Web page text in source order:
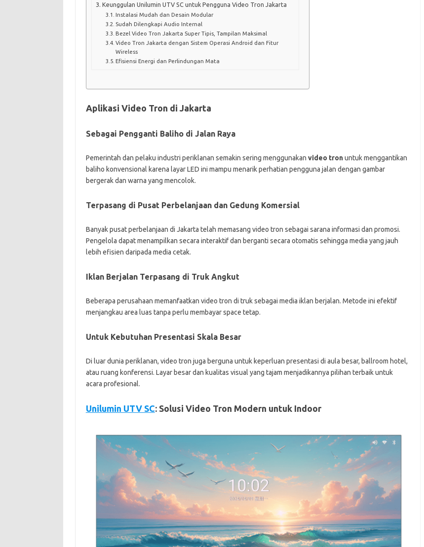
Keunggulan Unilumin UTV SC untuk Pengguna Video Tron Jakarta
Instalasi Mudah dan Desain Modular
Sudah Dilengkapi Audio Internal
Bezel Video Tron Jakarta Super Tipis, Tampilan Maksimal
Video Tron Jakarta dengan Sistem Operasi Android dan Fitur
Wireless
Efisiensi Energi dan Perlindungan Mata
Aplikasi Video Tron di Jakarta
Sebagai Pengganti Baliho di Jalan Raya
Pemerintah dan pelaku industri periklanan semakin sering menggunakan video tronuntuk menggantikan
baliho konvensional karena layar LED ini mampu menarik perhatian pengguna jalan dengan gambar
bergerak dan warna yang mencolok.
Terpasang di Pusat Perbelanjaan dan Gedung Komersial
Banyak pusat perbelanjaan di Jakarta telah memasang video tron sebagai sarana informasi dan promosi.
Pengelola dapat menampilkan secara interaktif dan berganti secara otomatis sehingga media yang jauh
lebih efisien daripada media cetak.
Iklan Berjalan Terpasang di Truk Angkut
Beberapa perusahaan memanfaatkan video tron di truk sebagai media iklan berjalan. Metode ini efektif
menjangkau area luas tanpa perlu membayar space tetap.
Untuk Kebutuhan Presentasi Skala Besar
Di luar dunia periklanan, video tron juga berguna untuk keperluan presentasi di aula besar, ballroom hotel,
atau ruang konferensi. Layar besar dan kualitas visual yang tajam menjadikannya pilihan terbaik untuk
acara profesional.
Unilumin UTV SC: Solusi Video Tron Modern untuk Indoor